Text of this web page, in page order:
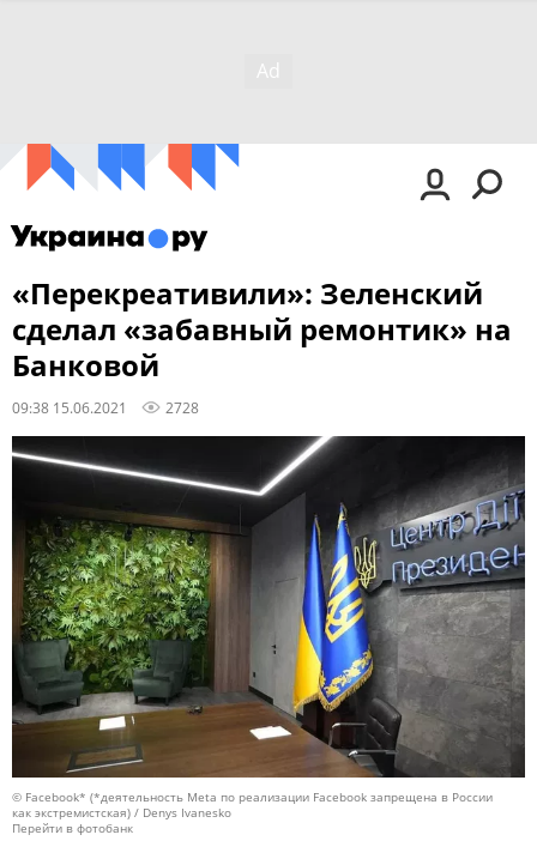
«Перекреативили»: Зеленский
сделал «забавный ремонтик» на
Банковой
09:38 15.06.2021 2728
© Facebook* (*деятельность Meta по реализации Facebook запрещена в России
как экстремистская) / Denys Ivanesko
Перейти в фотобанк